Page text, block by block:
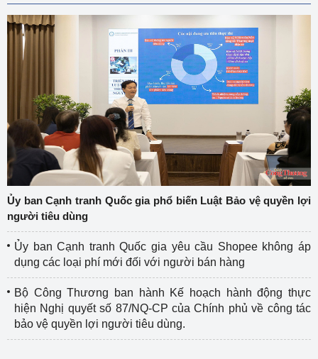
Ủy ban Cạnh tranh Quốc gia phổ biến Luật Bảo vệ quyền lợi
người tiêu dùng
Ủy ban Cạnh tranh Quốc gia yêu cầu Shopee không áp
dụng các loại phí mới đối với người bán hàng
Bộ Công Thương ban hành Kế hoạch hành động thực
hiện Nghị quyết số 87/NQ-CP của Chính phủ về công tác
bảo vệ quyền lợi người tiêu dùng.